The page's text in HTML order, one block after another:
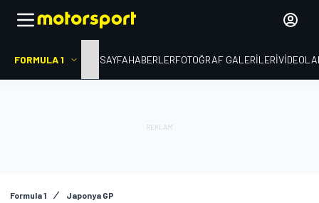
FORMULA 1 ANA SAYFAHABERLERFOTOĞRAF GALERILERI
Formula 1 Japonya GP